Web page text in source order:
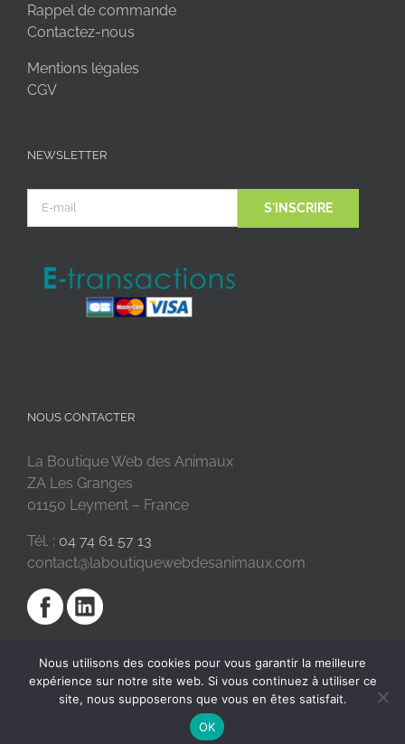
Rappel de commande
Contactez-nous
Mentions légales
CGV
NEWSLETTER
NOUS CONTACTER
La Boutique Web des Animaux
ZA Les Granges
01150 Leyment – France
Tél. : 04 74 61 57 13
contact@laboutiquewebdesanimaux.com
2018 © La Boutique Web des Animaux | Réalisé par
Nous utilisons des cookies pour vous garantir la meilleure
expérience sur notre site web. Si vous continuez à utiliser ce
site, nous supposerons que vous en êtes satisfait.
OK